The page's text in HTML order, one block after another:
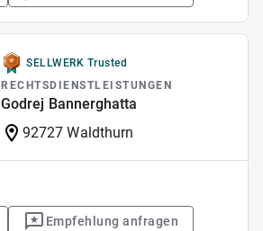
SELLWERK Trusted
RECHTSDIENSTLEISTUNGEN
Godrej Bannerghatta
92727 Waldthurn
Empfehlung anfragen